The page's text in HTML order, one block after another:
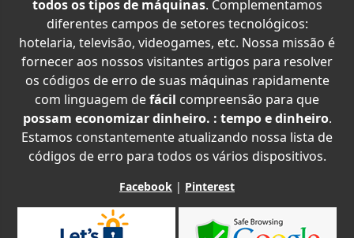
todos os tipos de máquinas. Complementamos
diferentes campos de setores tecnológicos:
hotelaria, televisão, videogames, etc. Nossa missão é
fornecer aos nossos visitantes artigos para resolver
os códigos de erro de suas máquinas rapidamente
com linguagem defácil compreensão para que
possam economizar dinheiro. : tempo e dinheiro.
Estamos constantemente atualizando nossa lista de
códigos de erro para todos os vários dispositivos.
Facebook | Pinterest